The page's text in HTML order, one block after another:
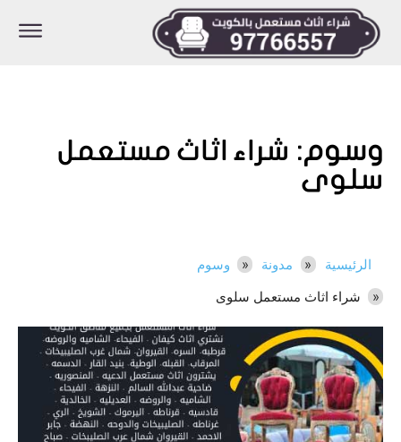
وسوم: شراء اثاث مستعمل
سلوى
الرئيسية مدونة
وسوم
شراء اثاث مستعمل سلوى